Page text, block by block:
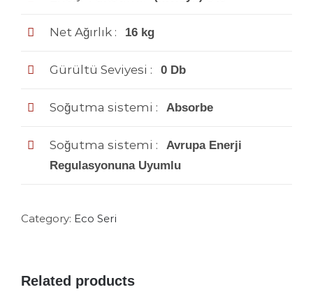
Net Ağırlık : 16 kg
Gürültü Seviyesi : 0 Db
Soğutma sistemi : Absorbe
Soğutma sistemi : Avrupa Enerji
Regulasyonuna Uyumlu
Category: Eco Seri
Related products